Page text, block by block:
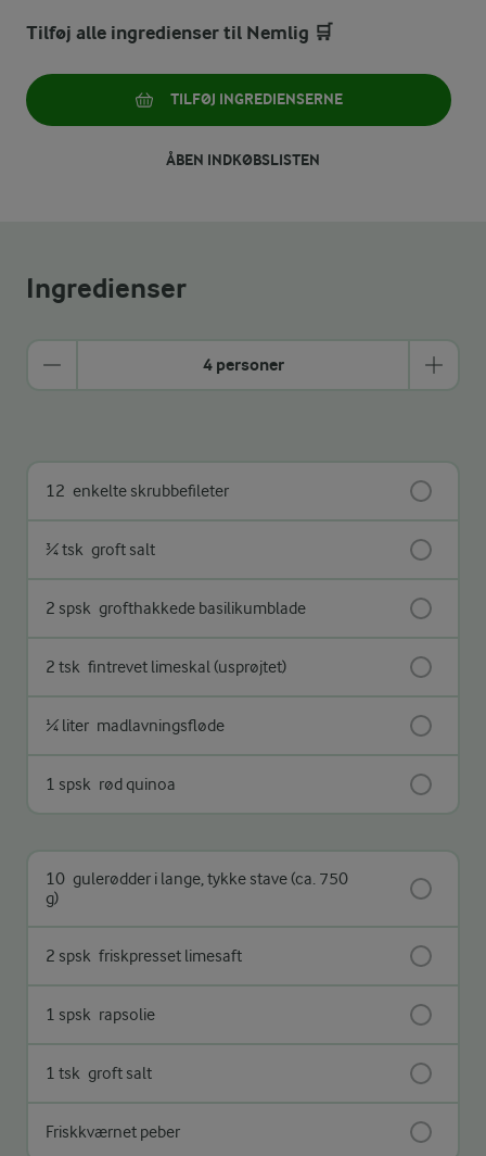
Tilføj alle ingredienser til Nemlig 🛒
TILFØJ INGREDIENSERNE
ÅBEN INDKØBSLISTEN
Ingredienser
4 personer
12 enkelte skrubbefileter
¾ tsk groft salt
2 spsk grofthakkede basilikumblade
2 tsk fintrevet limeskal (usprøjtet)
¼ liter madlavningsfløde
1 spsk rød quinoa
10 gulerødder i lange, tykke stave (ca. 750
g)
2 spsk friskpresset limesaft
1 spsk rapsolie
1 tsk groft salt
Friskkværnet peber